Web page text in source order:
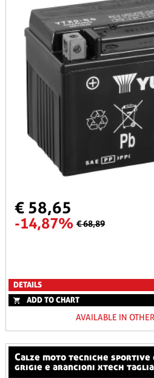
€ 58,65
-14,87% € 68,89
DETAILS
ADD TO CHART
AVAILABLE IN
calze moto tecniche sportive estive leggere corte
grigie e arancioni xtech taglia